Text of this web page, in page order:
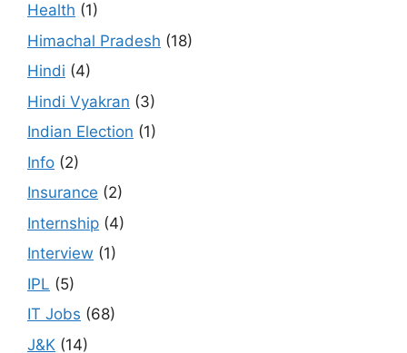
Health (1)
Himachal Pradesh (18)
Hindi (4)
Hindi Vyakran (3)
Indian Election (1)
Info (2)
Insurance (2)
Internship (4)
Interview (1)
IPL (5)
IT Jobs (68)
J&K (14)